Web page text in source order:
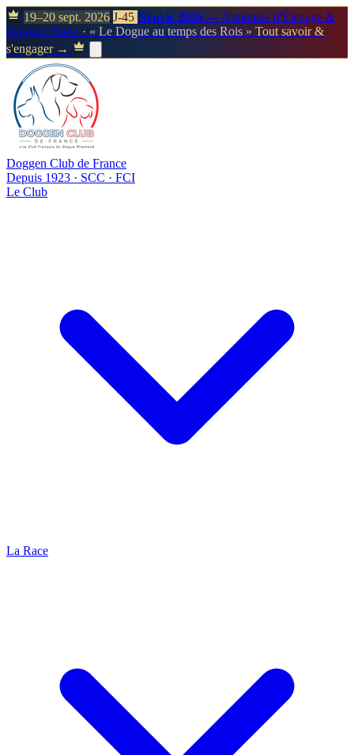
19–20 sept. 2026 J-45 Neuvic 2026 — Nationale d'Élevage &
Doggen Show · « Le Dogue au temps des Rois » Tout savoir &
s'engager →
Doggen Club de France
Depuis 1923 · SCC · FCI
Le Club
La Race